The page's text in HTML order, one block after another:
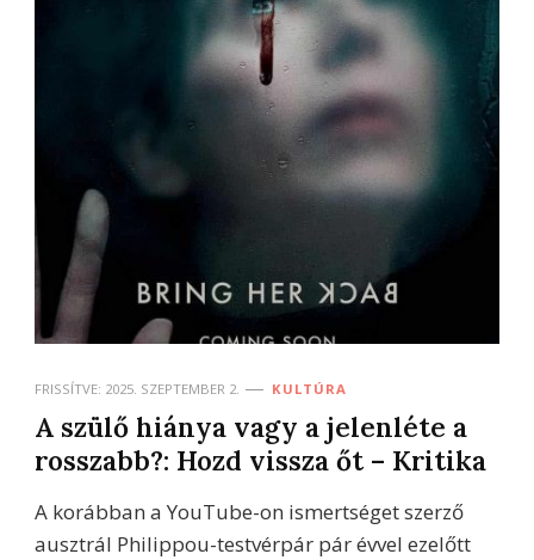
FRISSÍTVE: 2025. SZEPTEMBER 2. KULTÚRA
A szülő hiánya vagy a jelenléte a
rosszabb?: Hozd vissza őt – Kritika
A korábban a YouTube-on ismertséget szerző
ausztrál Philippou-testvérpár pár évvel ezelőtt